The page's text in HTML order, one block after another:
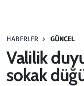
HABERLER GÜNCEL
Valilik
sokak
Haber
Kültür Sanat